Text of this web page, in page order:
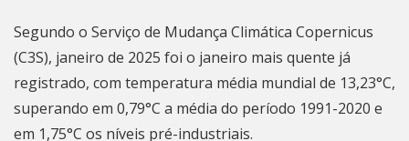
Segundo o Serviço de Mudança Climática Copernicus
(C3S), janeiro de 2025 foi o janeiro mais quente já
registrado, com temperatura média mundial de 13,23°C,
superando em 0,79°C a média do período 1991-2020 e
em 1,75°C os níveis pré-industriais.